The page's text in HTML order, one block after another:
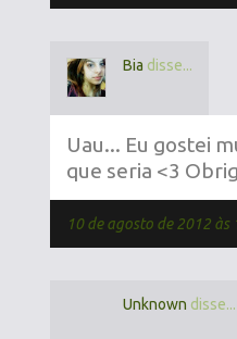
Bia disse...
Uau... Eu gostei
que seria <3
10 de agosto de 2012 às
Unknown disse...